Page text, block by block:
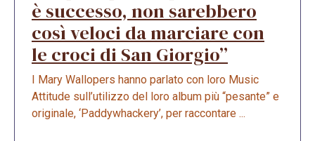
è successo, non sarebbero
così veloci da marciare con
le croci di San Giorgio”
I Mary Wallopers hanno parlato con loro Music
Attitude sull’utilizzo del loro album più “pesante” e
originale, ‘Paddywhackery’, per raccontare ...